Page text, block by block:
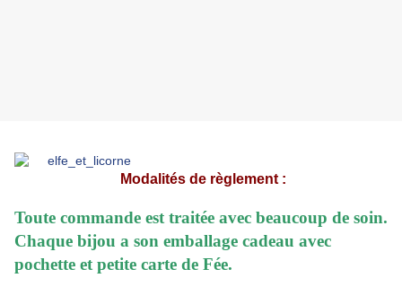
Modalités de règlement :
Toute commande est traitée avec beaucoup de soin.
Chaque bijou a son emballage cadeau avec
pochette et petite carte de Fée.